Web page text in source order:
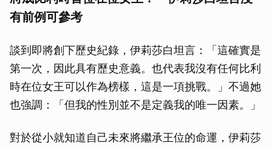
有前例可參考
談到即將創下歷史紀錄，伊莉莎白坦言：「這確實是
第一次，因此具有歷史意義。也代表我沒有任何比利
時在位女王可以作為榜樣，這是一項挑戰。」不過她
也強調：「但我的性別並不是定義我的唯一因素。」
對於從小就知道自己未來將繼承王位的命運，伊莉莎